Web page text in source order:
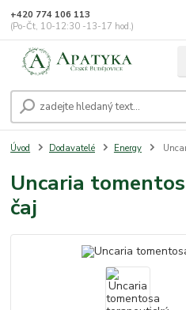
+420 774 106 113
(Po-Čt, 10-12:30 -13-17 hod.)
Úvod Dodavatelé Energy
Uncaria
čaj